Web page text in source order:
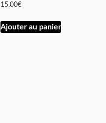
15,00€
Ajouter au panier